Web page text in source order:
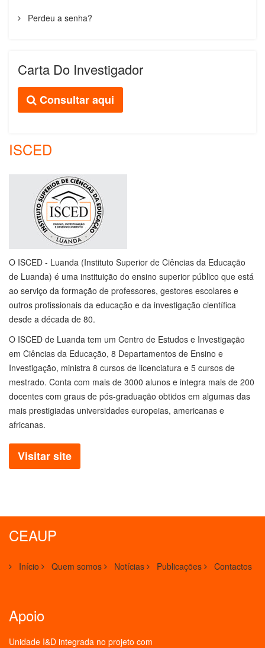
Perdeu a senha?
Carta Do Investigador
Consultar aqui
ISCED
O ISCED - Luanda (Instituto Superior de Ciências da Educação
de Luanda) é uma instituição do ensino superior público que está
ao serviço da formação de professores, gestores escolares e
outros profissionais da educação e da investigação científica
desde a década de 80.
O ISCED de Luanda tem um Centro de Estudos e Investigação
em Ciências da Educação, 8 Departamentos de Ensino e
Investigação, ministra 8 cursos de licenciatura e 5 cursos de
mestrado. Conta com mais de 3000 alunos e integra mais de 200
docentes com graus de pós-graduação obtidos em algumas das
mais prestigiadas universidades europeias, americanas e
africanas.
Visitar site
CEAUP
Início Quem somos Notícias Publicações Contactos
Apoio
Unidade I&D integrada no projeto com